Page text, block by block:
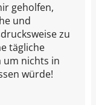
geholfen,
und
zu
tägliche
um nichts in
würde!